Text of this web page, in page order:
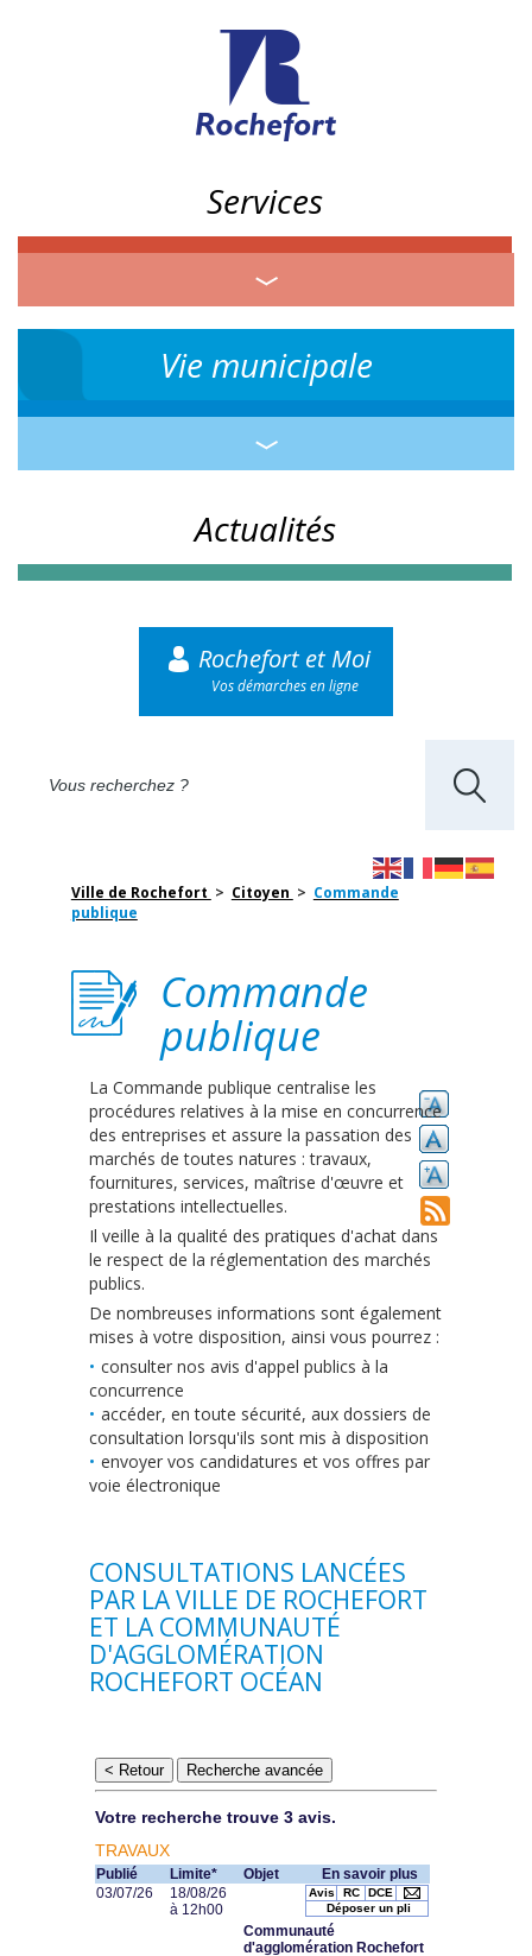
Services
Vie municipale
Actualités
Rochefort et Moi
Vos démarches en ligne
Ville de Rochefort > Citoyen > Commande
publique
Commande
publique
La Commande publique centralise les
procédures relatives à la mise en concurrence
des entreprises et assure la passation des
marchés de toutes natures : travaux,
fournitures, services, maîtrise d'œuvre et
prestations intellectuelles.
Il veille à la qualité des pratiques d'achat dans
le respect de la réglementation des marchés
publics.
De nombreuses informations sont également
mises à votre disposition, ainsi vous pourrez :
consulter nos avis d'appel publics à la
concurrence
accéder, en toute sécurité, aux dossiers de
consultation lorsqu'ils sont mis à disposition
envoyer vos candidatures et vos offres par
voie électronique
CONSULTATIONS LANCÉES
PAR LA VILLE DE ROCHEFORT
ET LA COMMUNAUTÉ
D'AGGLOMÉRATION
ROCHEFORT OCÉAN